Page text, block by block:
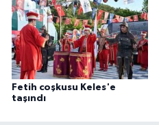
Fetih coşkusu Keles'e
taşındı